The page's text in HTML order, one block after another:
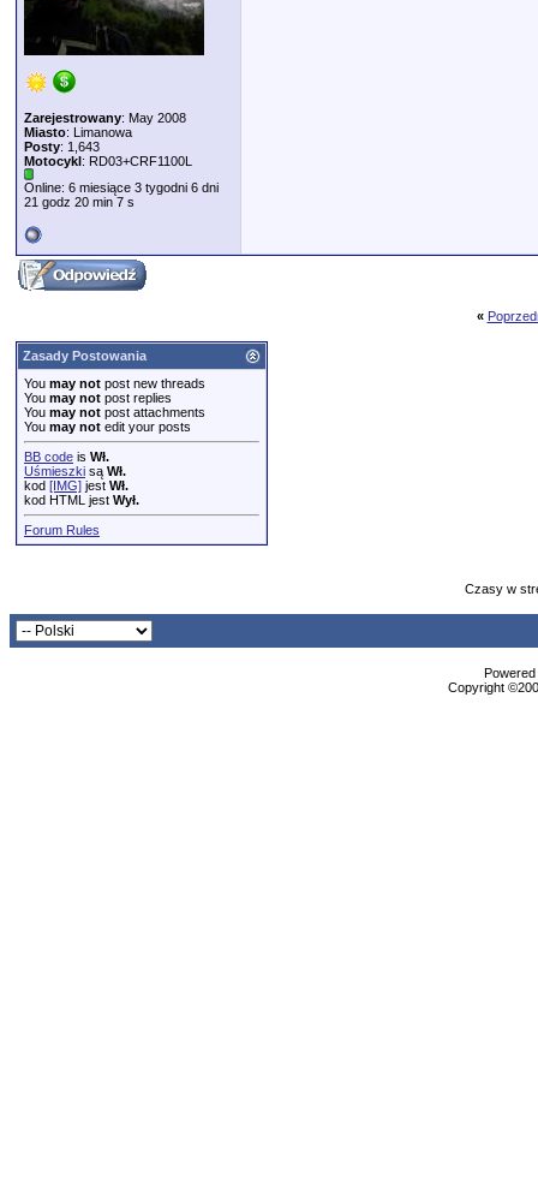
Zarejestrowany: May 2008
Miasto: Limanowa
Posty: 1,643
Motocykl: RD03+CRF1100L
Online: 6 miesiące 3 tygodni 6 dni
21 godz 20 min 7 s
«
Zasady Postowania
You may not post new threads
You may not post replies
You may not post attachments
You may not edit your posts
BB code is Wł.
Uśmieszki są Wł.
kod [IMG] jest Wł.
kod HTML jest Wył.
Forum Rules
Czasy w
Copyright